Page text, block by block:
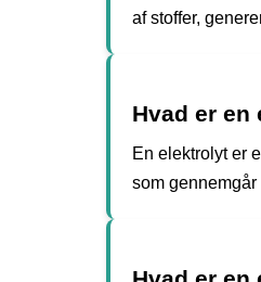
af stoffer,
Hvad er en
En elektrolyt er
som